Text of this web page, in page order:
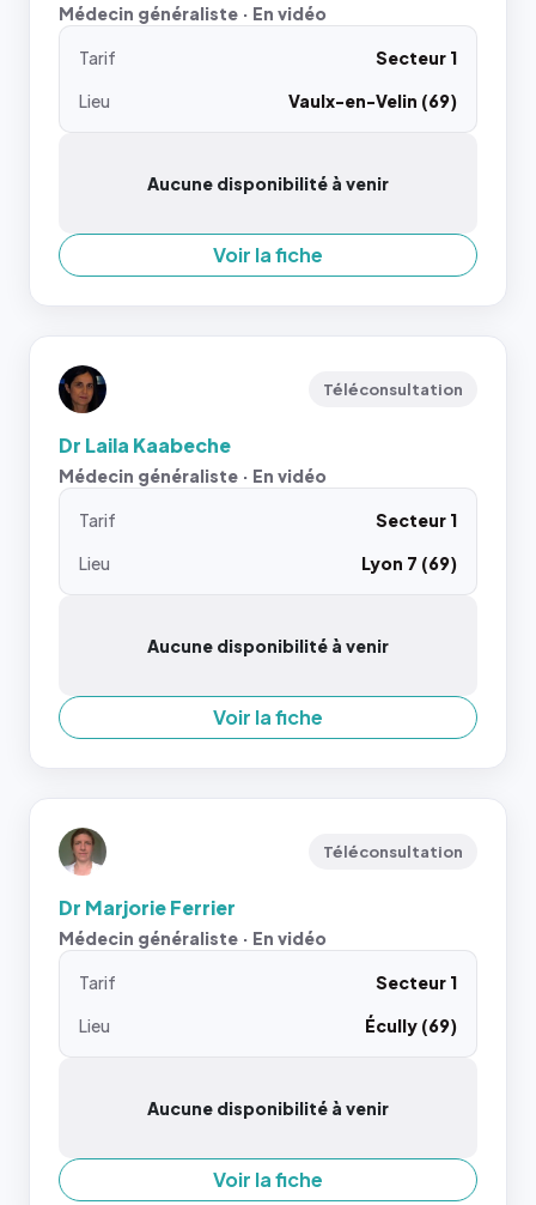
Médecin généraliste · En vidéo
Tarif
Secteur 1
Lieu
Vaulx-en-Velin (69)
Aucune disponibilité à venir
Voir la fiche
Téléconsultation
Dr Laila Kaabeche
Médecin généraliste · En vidéo
Tarif
Secteur 1
Lieu
Lyon 7 (69)
Aucune disponibilité à venir
Voir la fiche
Téléconsultation
Dr Marjorie Ferrier
Médecin généraliste · En vidéo
Tarif
Secteur 1
Lieu
Écully (69)
Aucune disponibilité à venir
Voir la fiche